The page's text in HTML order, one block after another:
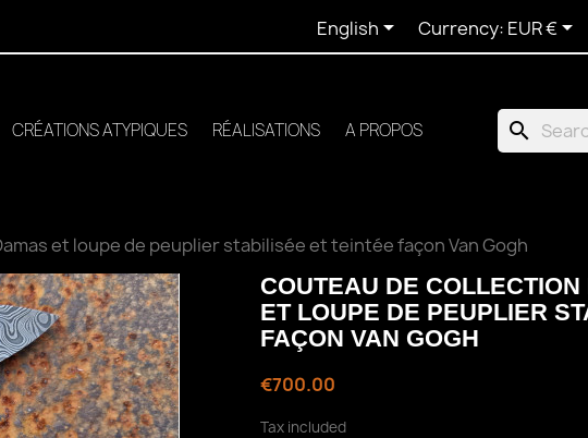
English Currency: EUR €
CRÉATIONS ATYPIQUES RÉALISATIONS A PROPOS search
et loupe de peuplier stabilisée et teintée façon Van Gogh
COUTEAU DE
ET LOUPE DE PEUPLIER
FAÇON VAN GOGH
€700.00
Tax included